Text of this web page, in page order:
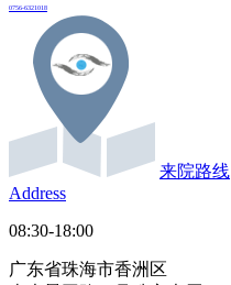
0756-6321018
来院路线
Address
08:30-18:00
广东省珠海市香洲区